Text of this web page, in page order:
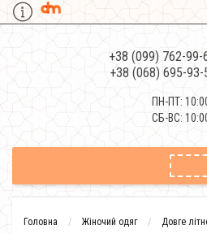
+38 (099) 762-99-
+38 (068) 695-
ПН-ПТ:
СБ-ВС:
Головна Жіночий одяг Довге